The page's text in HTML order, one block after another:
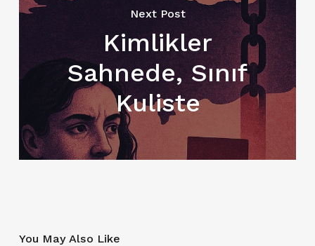
Next Post
Kimlikler
Sahnede, Sınıf
Kuliste
You May Also Like